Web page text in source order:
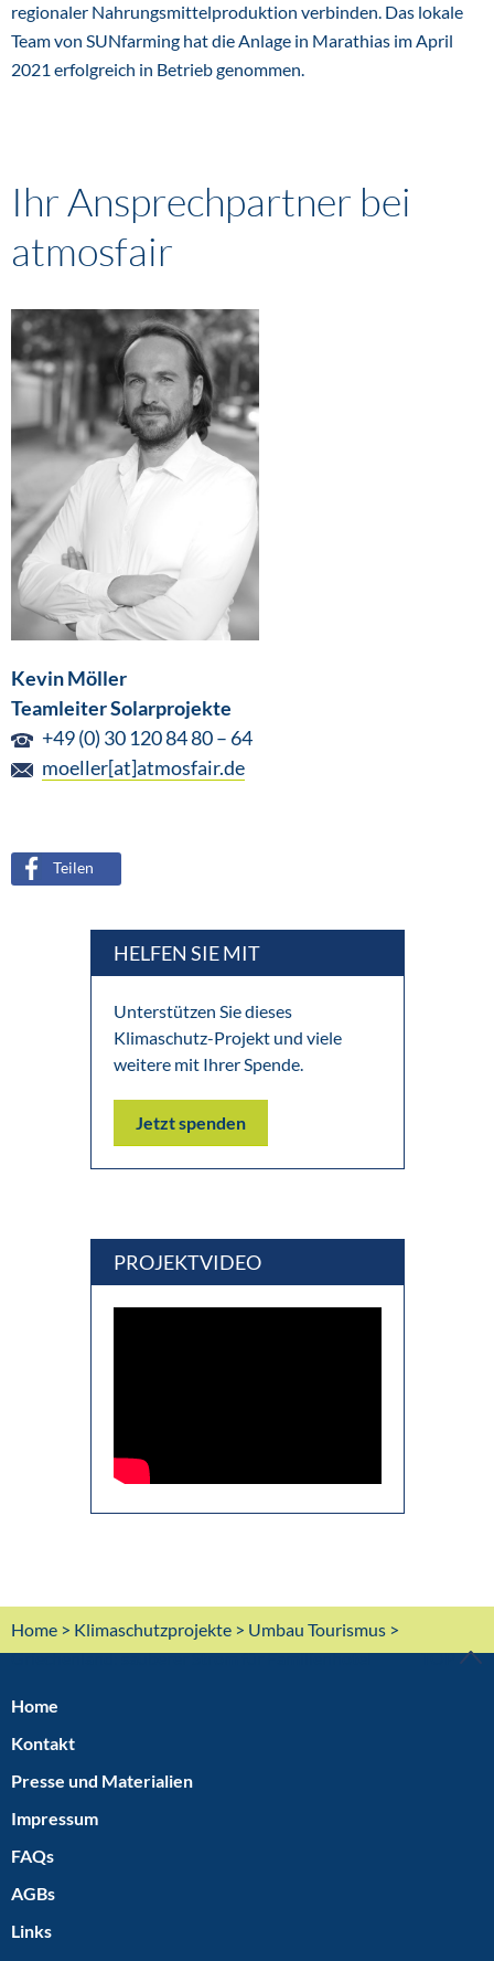
regionaler Nahrungsmittelproduktion verbinden. Das lokale
Team von SUNfarming hat die Anlage in Marathias im April
2021 erfolgreich in Betrieb genommen.
Ihr Ansprechpartner bei
atmosfair
Kevin Möller
Teamleiter Solarprojekte
+49 (0) 30 120 84 80 – 64
moeller[at]atmosfair.de
Teilen
HELFEN SIE MIT
Unterstützen Sie dieses
Klimaschutz-Projekt und viele
weitere mit Ihrer Spende.
Jetzt spenden
PROJEKTVIDEO
Home > Klimaschutzprojekte > Umbau Tourismus >
Griechenland: sauberer Strom für Familienhotel
TOP
Home
Kontakt
Presse und Materialien
Impressum
FAQs
AGBs
Links